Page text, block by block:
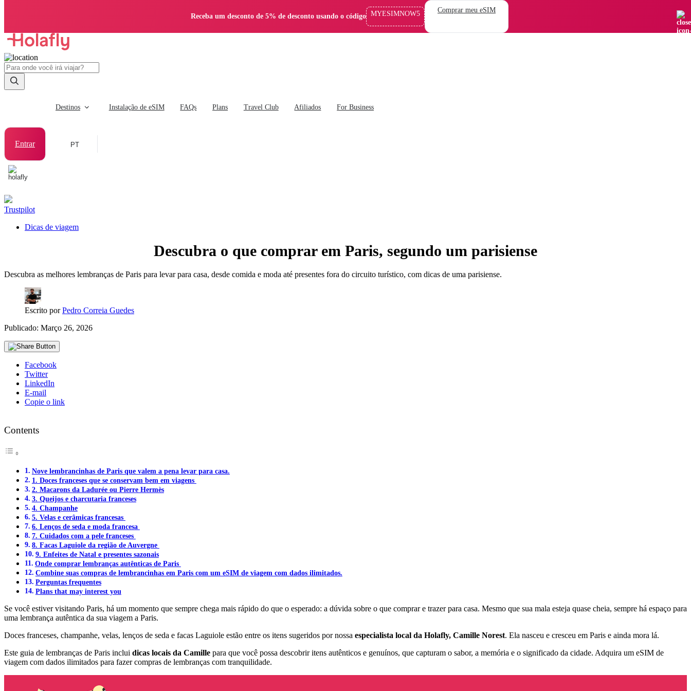
Receba um desconto de 5% de desconto usando o código MYESIMNOW5 Comprar meu eSIM
Destinos Instalação de eSIM FAQs Plans Travel Club Afiliados For Business
Entrar PT
Trustpilot
Dicas de viagem
Descubra o que comprar em Paris, segundo um parisiense
Descubra as melhores lembranças de Paris para levar para casa, desde comida e moda até presentes fora do circuito turístico, com dicas de uma parisiense.
Escrito porPedro Correia Guedes
Publicado: Março 26, 2026
Facebook
Twitter
LinkedIn
E-mail
Copie o link
Contents
Nove lembrancinhas de Paris que valem a pena levar para casa.
1. Doces franceses que se conservam bem em viagens
2. Macarons da Ladurée ou Pierre Hermès
3. Queijos e charcutaria franceses
4. Champanhe
5. Velas e cerâmicas francesas
6. Lenços de seda e moda francesa
7. Cuidados com a pele franceses
8. Facas Laguiole da região de Auvergne
9. Enfeites de Natal e presentes sazonais
Onde comprar lembranças autênticas de Paris
Combine suas compras de lembrancinhas em Paris com um eSIM de viagem com dados ilimitados.
Perguntas frequentes
Plans that may interest you
Se você estiver visitando Paris, há um momento que sempre chega mais rápido do que o esperado: a dúvida sobre o que comprar e trazer para casa. Mesmo que sua mala esteja quase cheia, sempre há espaço para
uma lembrança autêntica da sua viagem a Paris.
Doces franceses, champanhe, velas, lenços de seda e facas Laguiole estão entre os itens sugeridos por nossa especialista local da Holafly, Camille Norest. Ela nasceu e cresceu em Paris e ainda mora lá.
Este guia de lembranças de Paris inclui dicas locais da Camille para que você possa descobrir itens autênticos e genuínos, que capturam o sabor, a memória e o significado da cidade. Adquira um eSIM de
viagem com dados ilimitados para fazer compras de lembranças com tranquilidade.